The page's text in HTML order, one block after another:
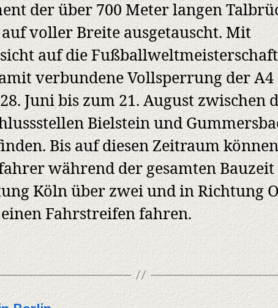
der über 700 Meter langen
voller Breite ausgetauscht. Mit
auf die
verbundene Vollsperrung der A4
Juni bis zum 21. August zwischen
Bielstein und
Bis auf diesen Zeitraum
während der gesamten
Köln über zwei und in Richtung
Fahrstreifen fahren.